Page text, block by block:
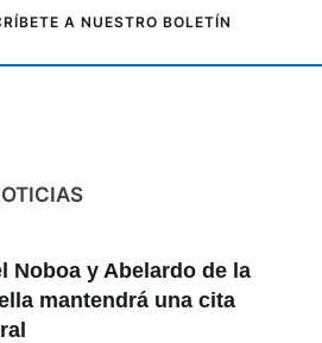
A NUESTRO BOLETÍN
Noboa y Abelardo de la
mantendrá una cita